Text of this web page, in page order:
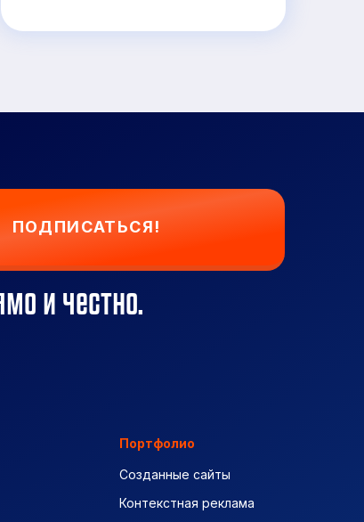
ПОДПИСАТЬСЯ!
и честно.
Портфолио
Созданные сайты
Контекстная реклама